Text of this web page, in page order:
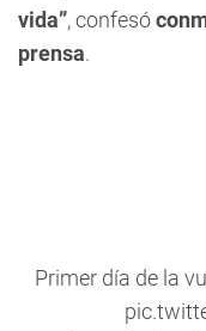
vida”, confesó
prensa.
Primer día de la